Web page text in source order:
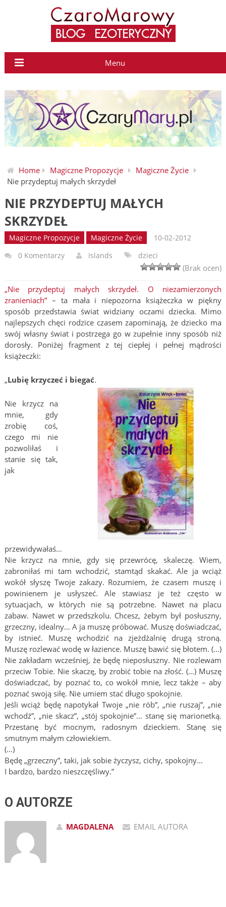
Menu
Home Magiczne Propozycje
Magiczne Życie
Nie przydeptuj małych skrzydeł
NIE PRZYDEPTUJ MAŁYCH
SKRZYDEŁ
Magiczne Propozycje Magiczne Życie
10-02-2012
0 Komentarzy
Islands dzieci
(Brak ocen)
„Nie przydeptuj małych skrzydeł. O niezamierzonych
zranieniach”– ta mała i niepozorna książeczka w piękny
sposób przedstawia świat widziany oczami dziecka. Mimo
najlepszych chęci rodzice czasem zapominają, że dziecko ma
swój własny świat i postrzega go w zupełnie inny sposób niż
dorosły. Poniżej fragment z tej ciepłej i pełnej mądrości
książeczki:
„Lubię krzyczeć i biegać.
Nie krzycz na
mnie, gdy
zrobię coś,
czego mi nie
pozwoliłaś i
stanie się tak,
jak
przewidywałaś…
Nie krzycz na mnie, gdy się przewrócę, skaleczę. Wiem,
zabroniłaś mi tam wchodzić, stamtąd skakać. Ale ja wciąż
wokół słyszę Twoje zakazy. Rozumiem, że czasem muszę i
powinienem je usłyszeć. Ale stawiasz je też często w
sytuacjach, w których nie są potrzebne. Nawet na placu
zabaw. Nawet w przedszkolu. Chcesz, żebym był posłuszny,
grzeczny, idealny… A ja muszę próbować. Muszę doświadczać,
by istnieć. Muszę wchodzić na zjeżdżalnię drugą stroną.
Muszę rozlewać wodę w łazience. Muszę bawić się błotem. (…)
Nie zakładam wcześniej, że będę nieposłuszny. Nie rozlewam
przeciw Tobie. Nie skaczę, by zrobić tobie na złość. (…) Muszę
doświadczać, by poznać to, co wokół mnie, lecz także – aby
poznać swoją siłę. Nie umiem stać długo spokojnie.
Jeśli wciąż będę napotykał Twoje „nie rób”, „nie ruszaj”, „nie
wchodź”, „nie skacz”, „stój spokojnie”… stanę się marionetką.
Przestanę być mocnym, radosnym dzieckiem. Stanę się
smutnym małym człowiekiem.
(…)
Będę „grzeczny”, taki, jak sobie życzysz, cichy, spokojny…
I bardzo, bardzo nieszczęśliwy.”
O AUTORZE
MAGDALENA EMAIL AUTORA